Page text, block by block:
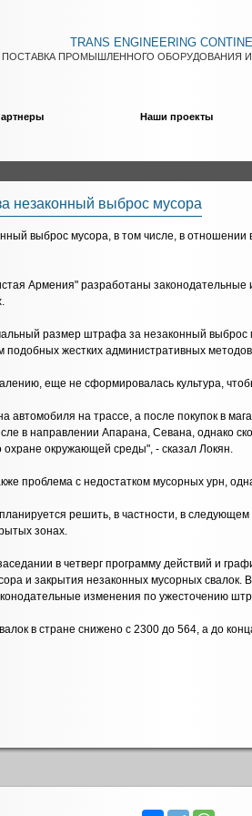
TRANS ENGINEERING
ПОСТАВКА ПРОМЫШЛЕННОГО ОБОРУДОВАНИЯ
Наши проекты
незаконный выброс мусора
выброс мусора, в том числе, в отношении
Армения" разработаны
размер штрафа за незаконный выброс
жестких административных
еще не сформировалась культура,
автомобиля на трассе, а после покупок в
в направлении Апарана, Севана, однако
охране окружающей среды", - сказал Локян.
проблема с недостатком мусорных урн,
решить, в частности, в
зонах.
в четверг программу действий и
и закрытия незаконных мусорных
изменения по ужесточению
в стране снижено с 2300 до 564, а до